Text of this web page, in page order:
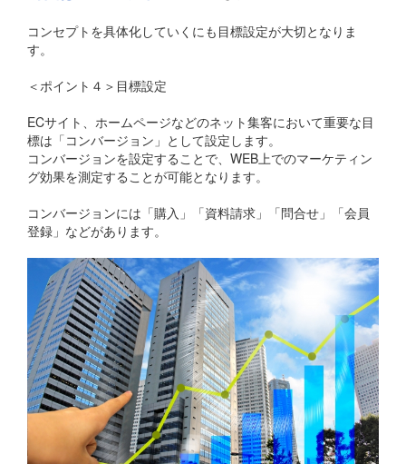
コンセプトを具体化していくにも目標設定が大切となりま
す。
＜ポイント４＞目標設定
ECサイト、ホームページなどのネット集客において重要な目
標は「コンバージョン」として設定します。
コンバージョンを設定することで、WEB上でのマーケティン
グ効果を測定することが可能となります。
コンバージョンには「購入」「資料請求」「問合せ」「会員
登録」などがあります。